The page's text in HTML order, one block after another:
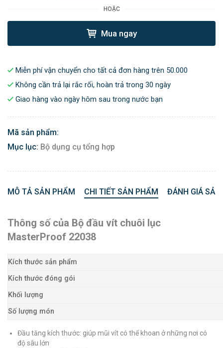
HOẶC
Mua ngay
Miễn phí vận chuyển cho tất cả đơn hàng trên 50.000
Không cần trả lại rắc rối, hoàn trả trong 30 ngày
Giao hàng vào ngày hôm sau trong nước bạn
Mã sản phẩm:
Mục lục: Bộ dụng cụ tổng hợp
MÔ TẢ SẢN PHẨM CHI TIẾT SẢN PHẨM ĐÁNH GIÁ
Thông số của Bộ đầu vít chuôi lục
MasterProof 22038
Kích thước sản phẩm
Kích thước đóng gói
Khối lượng
Số lượng món
Đầu tăng kích thước: giúp mũi vít có thể khoan ở những nơi có
độ sâu lớn